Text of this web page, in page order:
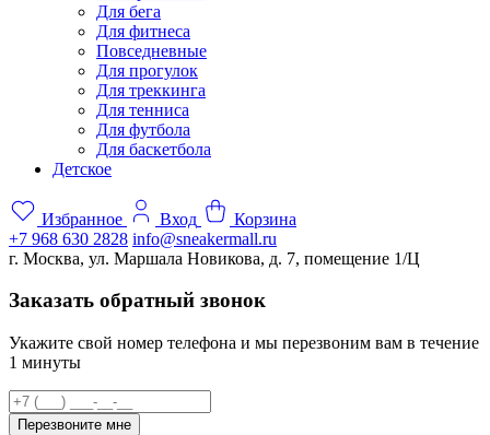
Для бега
Для фитнеса
Повседневные
Для прогулок
Для треккинга
Для тенниса
Для футбола
Для баскетбола
Детское
Избранное Вход
Корзина
+7 968 630 2828 info@sneakermall.ru
г. Москва, ул. Маршала Новикова, д. 7, помещение 1/Ц
Заказать обратный звонок
Укажите свой номер телефона и мы перезвоним вам в течение
1 минуты
Перезвоните мне